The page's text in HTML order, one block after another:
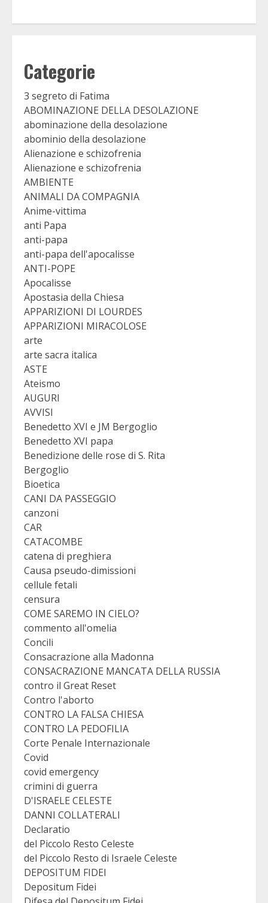
Categorie
3 segreto di Fatima
ABOMINAZIONE DELLA DESOLAZIONE
abominazione della desolazione
abominio della desolazione
Alienazione e schizofrenia
Alienazione e schizofrenia
AMBIENTE
ANIMALI DA COMPAGNIA
Anime-vittima
anti Papa
anti-papa
anti-papa dell'apocalisse
ANTI-POPE
Apocalisse
Apostasia della Chiesa
APPARIZIONI DI LOURDES
APPARIZIONI MIRACOLOSE
arte
arte sacra italica
ASTE
Ateismo
AUGURI
AVVISI
Benedetto XVI e JM Bergoglio
Benedetto XVI papa
Benedizione delle rose di S. Rita
Bergoglio
Bioetica
CANI DA PASSEGGIO
canzoni
CAR
CATACOMBE
catena di preghiera
Causa pseudo-dimissioni
cellule fetali
censura
COME SAREMO IN CIELO?
commento all'omelia
Concili
Consacrazione alla Madonna
CONSACRAZIONE MANCATA DELLA RUSSIA
contro il Great Reset
Contro l'aborto
CONTRO LA FALSA CHIESA
CONTRO LA PEDOFILIA
Corte Penale Internazionale
Covid
covid emergency
crimini di guerra
D'ISRAELE CELESTE
DANNI COLLATERALI
Declaratio
del Piccolo Resto Celeste
del Piccolo Resto di Israele Celeste
DEPOSITUM FIDEI
Depositum Fidei